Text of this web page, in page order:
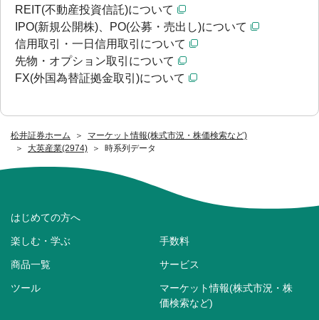
松井証券ホーム
マーケット情報(株式市況・株価検索など)
大英産業(2974)
時系列データ
REIT(不動産投資信託)について
IPO(新規公開株)、PO(公募・売出し)について
信用取引・一日信用取引について
先物・オプション取引について
FX(外国為替証拠金取引)について
はじめての方へ
楽しむ・学ぶ 手数料
商品一覧 サービス
ツール
マーケット情報(株式市況・株
価検索など)